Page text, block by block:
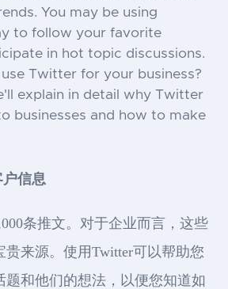
You may be using
to follow your favorite
in hot topic discussions.
Twitter for your business?
explain in detail why Twitter
businesses and how to make
户信息
条推文。对于企业而言，这些
贵来源。使用Twitter可以帮助您
题和他们的想法，以便您知道如